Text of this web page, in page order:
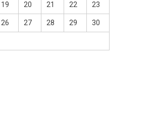
19 20 21 22 23
26 27 28 29 30